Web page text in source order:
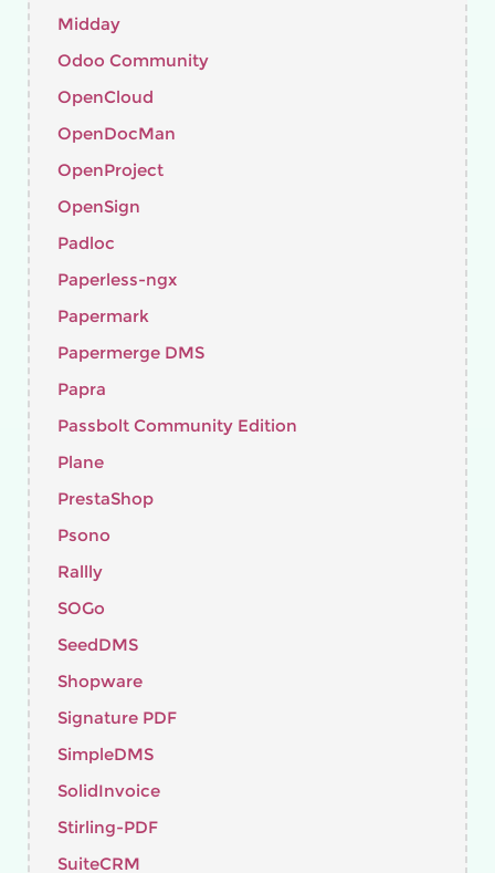
Midday
Odoo Community
OpenCloud
OpenDocMan
OpenProject
OpenSign
Padloc
Paperless-ngx
Papermark
Papermerge DMS
Papra
Passbolt Community Edition
Plane
PrestaShop
Psono
Rallly
SOGo
SeedDMS
Shopware
Signature PDF
SimpleDMS
SolidInvoice
Stirling-PDF
SuiteCRM